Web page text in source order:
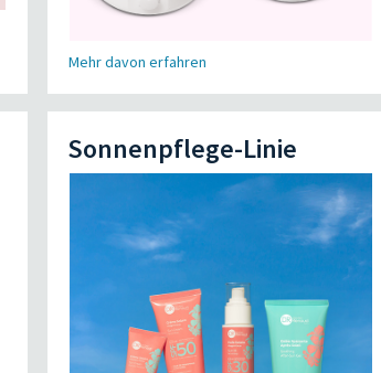
Mehr davon erfahren
Sonnenpflege-Linie